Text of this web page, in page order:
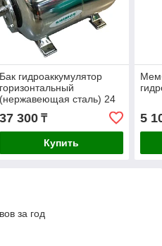
Бак гидроаккумулятор
горизонтальный
(нержавеющая сталь) 24
л. SHIMGE
37 300₸
Купить
5
за год